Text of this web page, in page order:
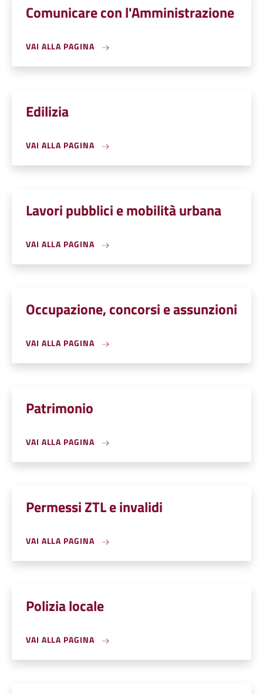
Comunicare con l'Amministrazione
VAI ALLA PAGINA
Edilizia
VAI ALLA PAGINA
Lavori pubblici e mobilità urbana
VAI ALLA PAGINA
Occupazione, concorsi e assunzioni
VAI ALLA PAGINA
Patrimonio
VAI ALLA PAGINA
Permessi ZTL e invalidi
VAI ALLA PAGINA
Polizia locale
VAI ALLA PAGINA